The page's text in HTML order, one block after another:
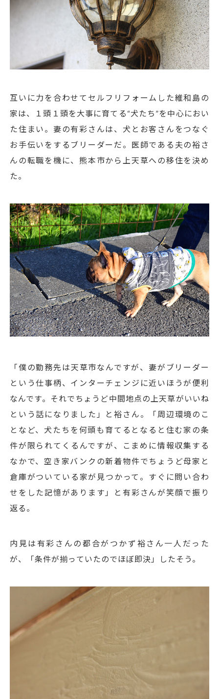
互いに力を合わせてセルフリフォームした維和島の
家は、１頭１頭を大事に育てる“犬たち”を中心におい
た住まい。妻の有彩さんは、犬とお客さんをつなぐ
お手伝いをするブリーダーだ。医師である夫の裕さ
んの転職を機に、熊本市から上天草への移住を決め
た。
「僕の勤務先は天草市なんですが、妻がブリーダー
という仕事柄、インターチェンジに近いほうが便利
なんです。それでちょうど中間地点の上天草がいいね
という話になりました」と裕さん。「周辺環境のこ
となど、犬たちを何頭も育てるとなると住む家の条
件が限られてくるんですが、こまめに情報収集する
なかで、空き家バンクの新着物件でちょうど母家と
倉庫がついている家が見つかって。すぐに問い合わ
せをした記憶があります」と有彩さんが笑顔で振り
返る。
内見は有彩さんの都合がつかず裕さん一人だった
が、「条件が揃っていたのでほぼ即決」したそう。